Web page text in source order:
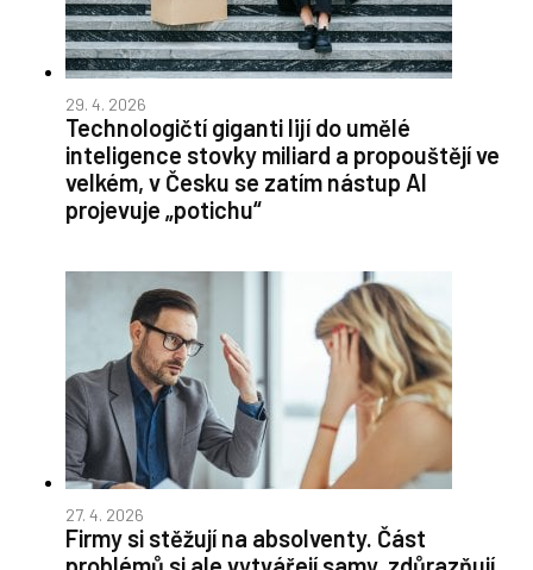
29. 4. 2026
Technologičtí giganti lijí do umělé
inteligence stovky miliard a propouštějí ve
velkém, v Česku se zatím nástup AI
projevuje „potichu“
27. 4. 2026
Firmy si stěžují na absolventy. Část